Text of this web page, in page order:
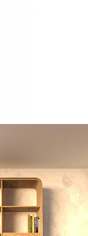
узкий 1
с подъемным